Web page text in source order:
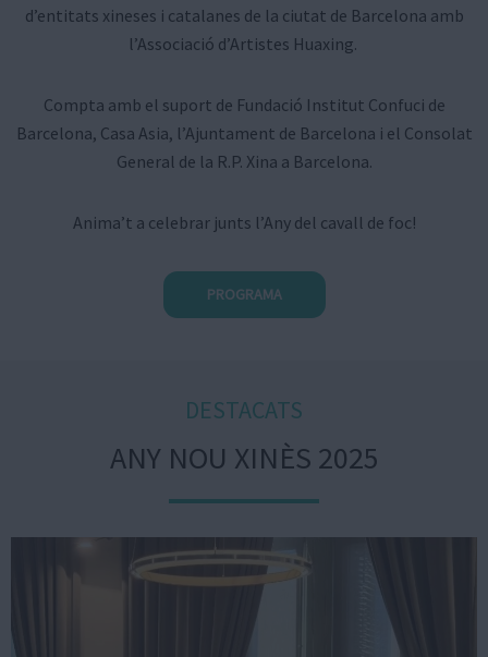
d’entitats xineses i catalanes de la ciutat de Barcelona amb
l’Associació d’Artistes Huaxing.
Compta amb el suport de Fundació Institut Confuci de
Barcelona, Casa Asia, l’Ajuntament de Barcelona i el Consolat
General de la R.P. Xina a Barcelona.
Anima’t a celebrar junts l’Any del cavall de foc!
PROGRAMA
DESTACATS
ANY NOU XINÈS 2025